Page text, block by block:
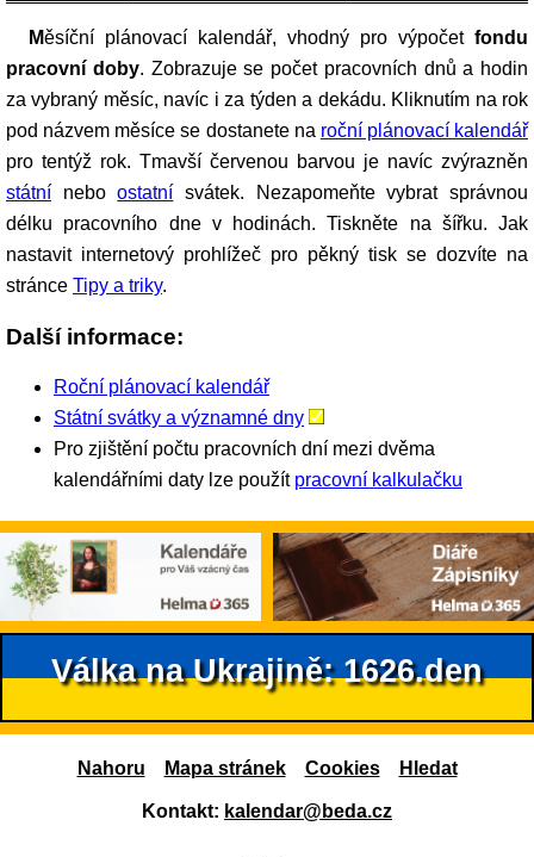
Měsíční plánovací kalendář, vhodný pro výpočet fondu
pracovní doby. Zobrazuje se počet pracovních dnů a hodin
za vybraný měsíc, navíc i za týden a dekádu. Kliknutím na rok
pod názvem měsíce se dostanete na roční plánovací kalendář
pro tentýž rok. Tmavší červenou barvou je navíc zvýrazněn
státní neboostatní svátek. Nezapomeňte vybrat správnou
délku pracovního dne v hodinách. Tiskněte na šířku. Jak
nastavit internetový prohlížeč pro pěkný tisk se dozvíte na
stránce Tipy a triky.
Další informace:
Roční plánovací kalendář
Státní svátky a významné dny
Pro zjištění počtu pracovních dní mezi dvěma
kalendářními daty lze použít pracovní kalkulačku
Válka na Ukrajině: 1626.den
Nahoru Mapa stránek Cookies Hledat
Kontakt: kalendar@beda.cz